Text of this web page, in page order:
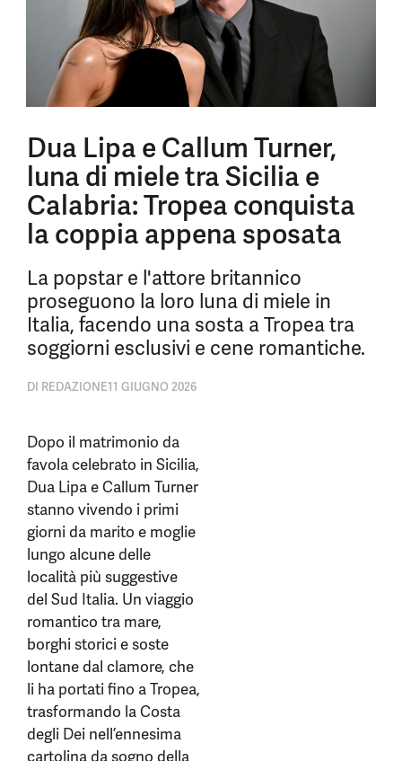
Dua Lipa e Callum Turner,
luna di miele tra Sicilia e
Calabria: Tropea conquista
la coppia appena sposata
La popstar e l'attore britannico
proseguono la loro luna di miele in
Italia, facendo una sosta a Tropea tra
soggiorni esclusivi e cene romantiche.
DI REDAZIONE11 GIUGNO 2026
Dopo il matrimonio da
favola celebrato in Sicilia,
Dua Lipa e Callum Turner
stanno vivendo i primi
giorni da marito e moglie
lungo alcune delle
località più suggestive
del Sud Italia. Un viaggio
romantico tra mare,
borghi storici e soste
lontane dal clamore, che
li ha portati fino a Tropea,
trasformando la Costa
degli Dei nell’ennesima
cartolina da sogno della